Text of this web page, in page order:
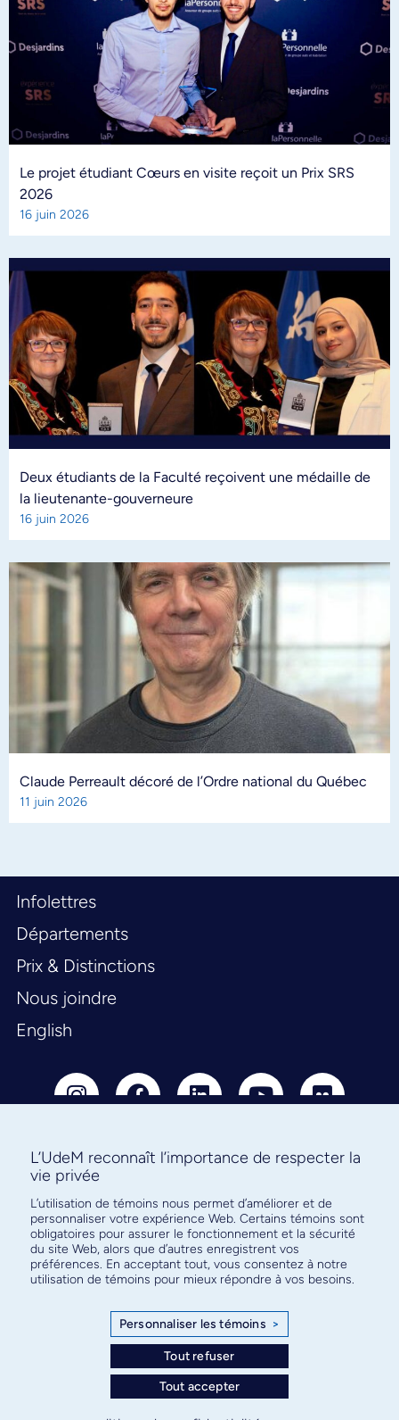
Le projet étudiant Cœurs en visite reçoit un Prix SRS
2026
16 juin 2026
Deux étudiants de la Faculté reçoivent une médaille de
la lieutenante-gouverneure
16 juin 2026
Claude Perreault décoré de l’Ordre national du Québec
11 juin 2026
Infolettres
Départements
Prix & Distinctions
Nous joindre
English
Abonnez-vous à notre infolettre
pour connaître l’actualité facultaire
© Faculté de médecine - Université de Montréal
L’UdeM reconnaît l’importance de respecter la
vie privée
L’utilisation de témoins nous permet d’améliorer et de
personnaliser votre expérience Web. Certains témoins sont
obligatoires pour assurer le fonctionnement et la sécurité
du site Web, alors que d’autres enregistrent vos
préférences. En acceptant tout, vous consentez à notre
utilisation de témoins pour mieux répondre à vos besoins.
Personnaliser les témoins >
Tout refuser
Tout accepter